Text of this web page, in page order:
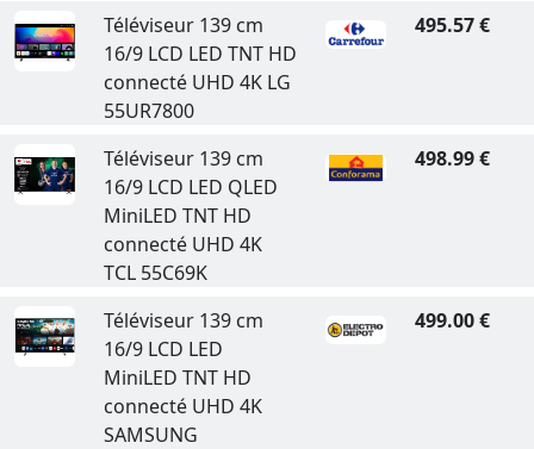
Téléviseur 139 cm
16/9 LCD LED TNT HD
connecté UHD 4K LG
55UR7800
495.57 €
Téléviseur 139 cm
16/9 LCD LED QLED
MiniLED TNT HD
connecté UHD 4K
TCL 55C69K
498.99 €
Téléviseur 139 cm
16/9 LCD LED
MiniLED TNT HD
connecté UHD 4K
SAMSUNG
499.00 €